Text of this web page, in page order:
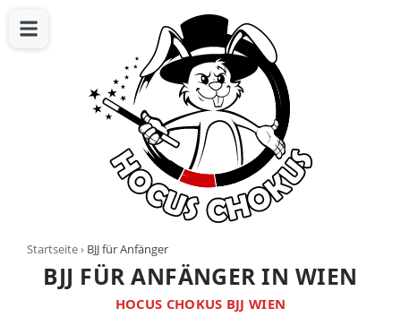
Startseite› BJJ für Anfänger
BJJ FÜR ANFÄNGER IN WIEN
HOCUS CHOKUS BJJ WIEN